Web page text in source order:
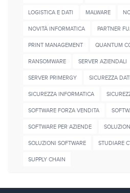
LOGISTICA E DATI MALWARE
NOVITÀ INFORMATICA PARTNER
PRINT MANAGEMENT QUANTUM
RANSOMWARE SERVER AZIENDALI
SERVER PRIMERGY SICUREZZA DATI
SICUREZZA INFORMATICA
SOFTWARE FORZA VENDITA
SOFTWARE PER AZIENDE
SOLUZIONI SOFTWARE STUDIARE
SUPPLY CHAIN